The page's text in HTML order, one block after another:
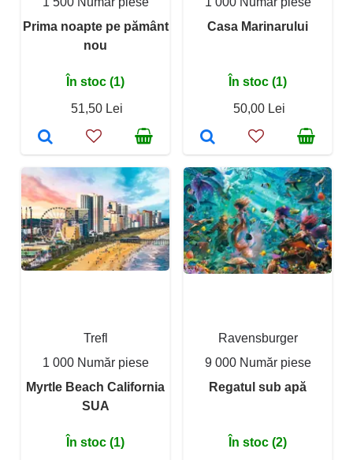
Prima noapte pe pământ
nou
În stoc (1)
51,50 Lei
Casa Marinarului
În stoc (1)
50,00 Lei
Trefl
1 000 Număr piese
Myrtle Beach California
SUA
În stoc (1)
Ravensburger
9 000 Număr piese
Regatul sub apă
În stoc (2)